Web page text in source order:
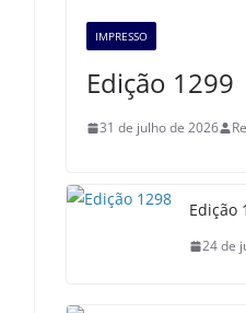
IMPRESSO
Edição 1299
31 de julho de 2026
Edição
24 de